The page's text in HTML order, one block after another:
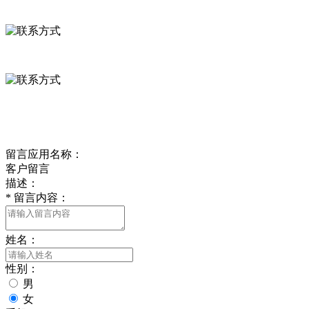
留言应用名称：
客户留言
描述：
* 留言内容：
姓名：
性别：
男
女